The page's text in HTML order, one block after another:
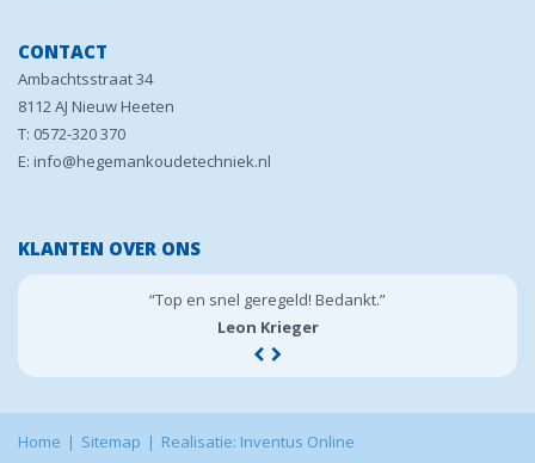
CONTACT
Ambachtsstraat 34
8112 AJ Nieuw Heeten
T: 0572-320 370
E: info@hegemankoudetechniek.nl
KLANTEN OVER ONS
“Top en snel geregeld! Bedankt.”
Leon Krieger
Home Sitemap Realisatie: Inventus Online